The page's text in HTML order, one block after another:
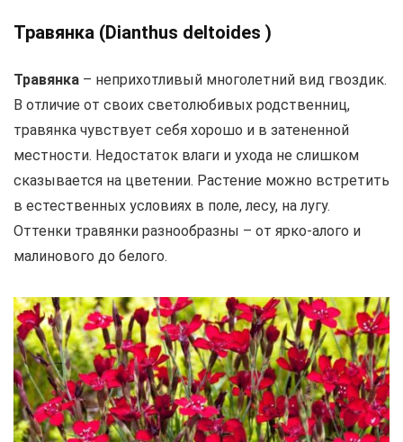
Травянка (Dianthus deltoides )
Травянка – неприхотливый многолетний вид гвоздик.
В отличие от своих светолюбивых родственниц,
травянка чувствует себя хорошо и в затененной
местности. Недостаток влаги и ухода не слишком
сказывается на цветении. Растение можно встретить
в естественных условиях в поле, лесу, на лугу.
Оттенки травянки разнообразны – от ярко-алого и
малинового до белого.